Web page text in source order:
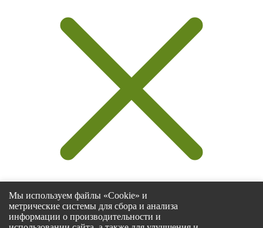
Мы используем файлы «Cookie» и
метрические системы для сбора и анализа
информации о производительности и